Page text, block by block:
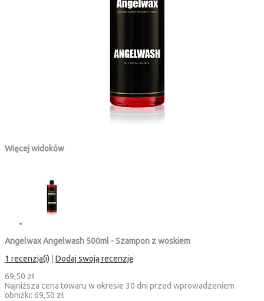
Więcej widoków
Angelwax Angelwash 500ml - Szampon z woskiem
1 recenzja(i)
Dodaj swoją recenzję
69,50 zł
Najniższa cena towaru w okresie 30 dni przed wprowadzeniem
obniżki: 69,50 zł